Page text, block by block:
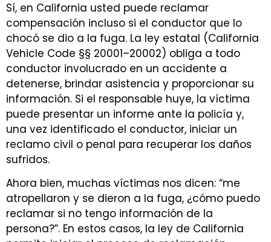
Sí, en California usted puede reclamar
compensación incluso si el conductor que lo
chocó se dio a la fuga. La ley estatal (California
Vehicle Code §§ 20001–20002) obliga a todo
conductor involucrado en un accidente a
detenerse, brindar asistencia y proporcionar su
información. Si el responsable huye, la víctima
puede presentar un informe ante la policía y,
una vez identificado el conductor, iniciar un
reclamo civil o penal para recuperar los daños
sufridos.
Ahora bien, muchas víctimas nos dicen: “me
atropellaron y se dieron a la fuga, ¿cómo puedo
reclamar si no tengo información de la
persona?”. En estos casos, la ley de California